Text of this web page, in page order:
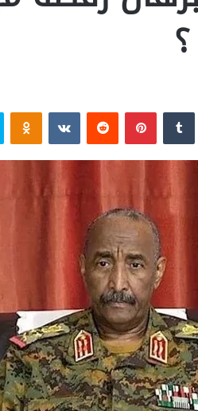
لينكدإن بينتيريست